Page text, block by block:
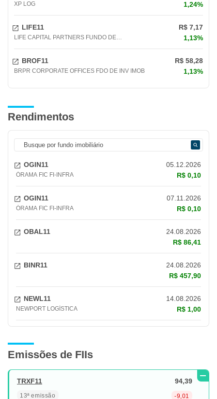
XP LOG 1,24%
LIFE11 R$ 7,17
LIFE CAPITAL PARTNERS FUNDO DE
1,13%
BROF11 R$ 58,28
BRPR CORPORATE OFFICES FDO DE INV IMOB 1,13%
Rendimentos
OGIN11 05.12.2026
ÓRAMA FIC FI-INFRA R$ 0,10
OGIN11 07.11.2026
ÓRAMA FIC FI-INFRA R$ 0,10
OBAL11
24.08.2026
R$ 86,41
BINR11
24.08.2026
R$ 457,90
NEWL11 14.08.2026
NEWPORT LOGÍSTICA R$ 1,00
FDO INV IMOB RIO BRAVO RENDA
CORPORATIVA
R$ 20,31
Emissões de FIIs
TRXF11
13ª emissão
94,39
-9,01